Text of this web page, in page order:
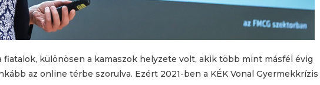
különösen a kamaszok helyzete volt, akik több mint másfél évig
az online térbe szorulva. Ezért 2021-ben a KÉK Vonal Gyermekkrízis